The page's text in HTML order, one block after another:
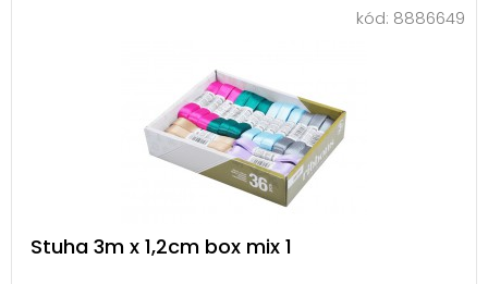
kód: 8886649
Stuha 3m x 1,2cm box mix 1